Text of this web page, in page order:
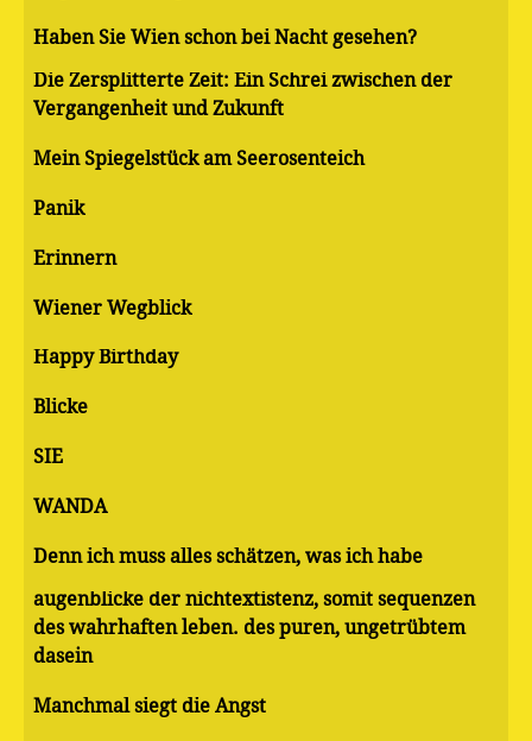
Haben Sie Wien schon bei Nacht gesehen?
Die Zersplitterte Zeit: Ein Schrei zwischen der
Vergangenheit und Zukunft
Mein Spiegelstück am Seerosenteich
Panik
Erinnern
Wiener Wegblick
Happy Birthday
Blicke
SIE
WANDA
Denn ich muss alles schätzen, was ich habe
augenblicke der nichtextistenz, somit sequenzen
des wahrhaften leben. des puren, ungetrübtem
dasein
Manchmal siegt die Angst